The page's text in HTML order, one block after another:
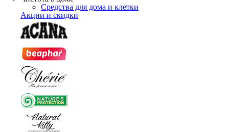
Средства для дома и клетки
Акции и скидки